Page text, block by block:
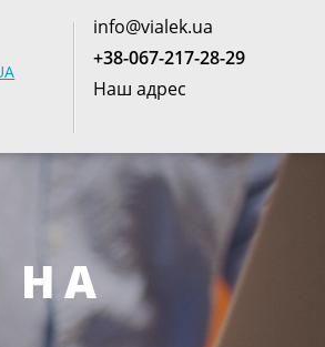
info@vialek.ua
+38-067-217-28-29
Наш адрес
НА